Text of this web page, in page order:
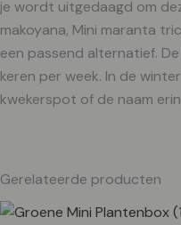
je wordt uitgedaagd om
makoyana, Mini maranta
een passend alternatief.
keren per week. In de
kwekerspot of de naam
Gerelateerde producten